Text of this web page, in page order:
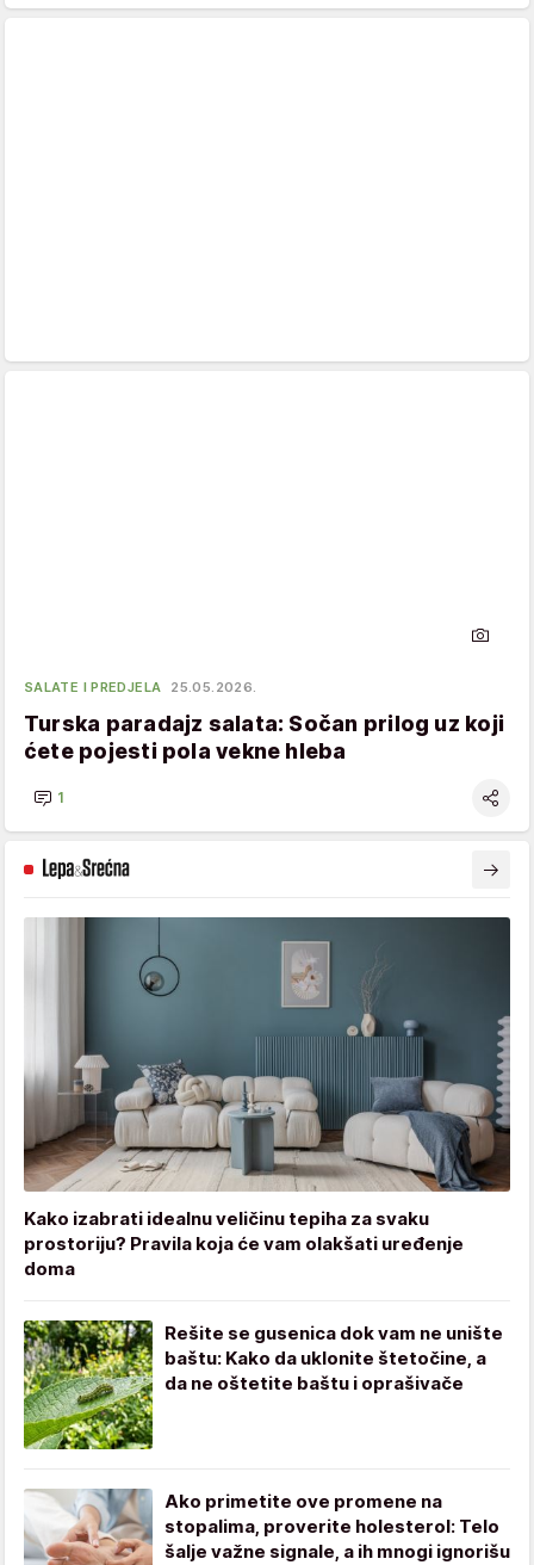
SALATE I PREDJELA 25.05.2026.
Turska paradajz salata: Sočan prilog uz koji
ćete pojesti pola vekne hleba
1
Kako izabrati idealnu veličinu tepiha za svaku
prostoriju? Pravila koja će vam olakšati uređenje
doma
Rešite se gusenica dok vam ne unište
baštu: Kako da uklonite štetočine, a
da ne oštetite baštu i oprašivače
Ako primetite ove promene na
stopalima, proverite holesterol: Telo
šalje važne signale, a ih mnogi ignorišu